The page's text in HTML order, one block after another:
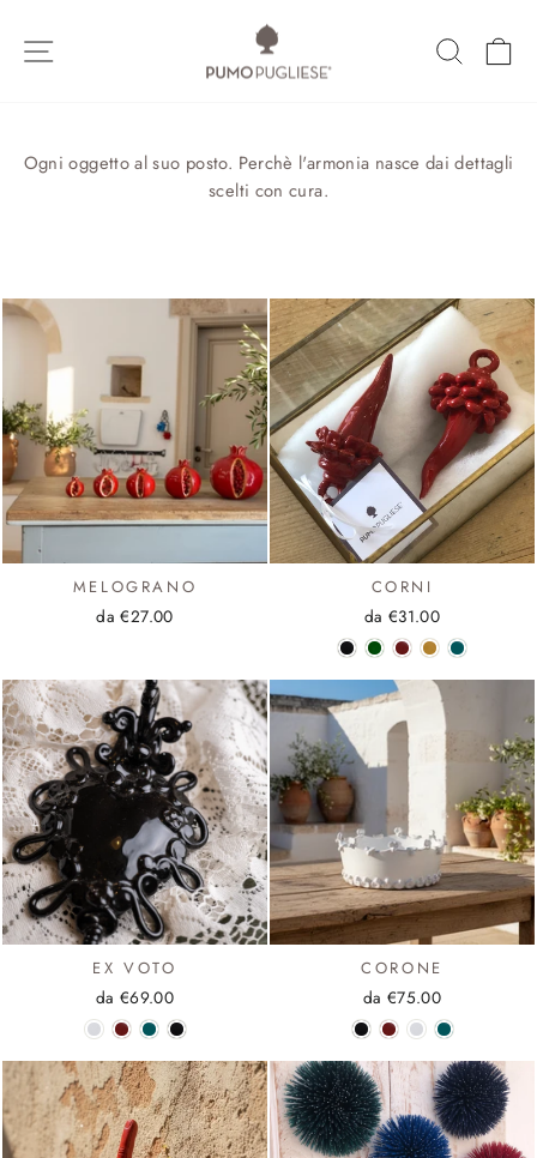
direttamenteNAVIGAZIONE DEL SITO CERCA
Ogni oggetto al suo posto. Perchè l'armonia nasce dai dettagli
scelti con cura.
MELOGRANO
da €27.00
CORNI
da €31.00
EX VOTO
da €69.00
CORONE
da €75.00